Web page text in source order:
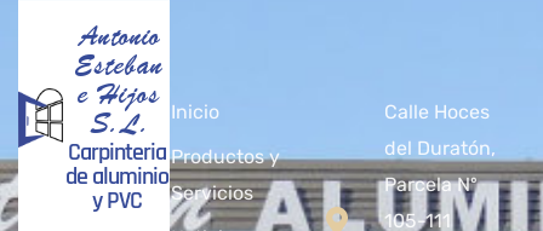
Antonio
Esteban
e Hijos
S.L.
Carpinteria
de aluminio
y PVC
Inicio
Productos y
Servicios
Calle Hoces
del Duratón,
Parcela Nº
105-111